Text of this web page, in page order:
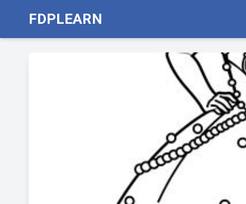
FDPLEARN